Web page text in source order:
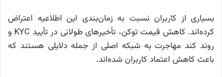
بسیاری از کاربران نسبت به زمان‌بندی این اطلاعیه اعتراض
کرده‌اند. کاهش قیمت توکن، تأخیرهای طولانی در تأیید KYC و
روند کند مهاجرت به شبکه اصلی از جمله دلایلی هستند که
باعث کاهش اعتماد کاربران شده‌اند.